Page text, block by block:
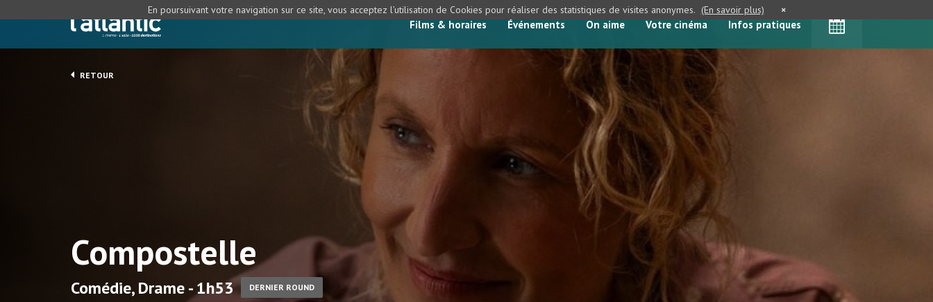
Films & horaires Événements On aime Votre cinéma Infos pratiques
RETOUR
Compostelle
Comédie, Drame - 1h53 DERNIER ROUND
En poursuivant votre navigation sur ce site, vous acceptez l’utilisation de Cookies pour réaliser des statistiques de visites anonymes. (En savoir plus) ×